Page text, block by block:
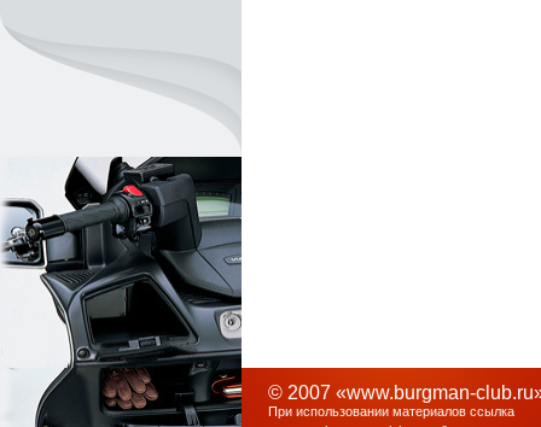
© 2007 «www.burgman-
При использовании материалов ссылка